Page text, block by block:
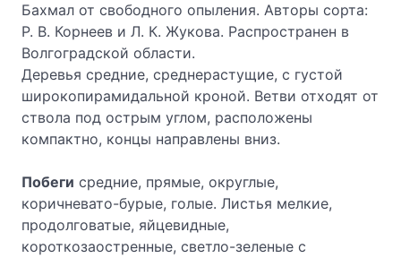
Бахмал от свободного опыления. Авторы сорта:
Р. В. Корнеев и Л. К. Жукова. Распространен в
Волгоградской области.
Деревья средние, среднерастущие, с густой
широкопирамидальной кроной. Ветви отходят от
ствола под острым углом, расположены
компактно, концы направлены вниз.
Побеги средние, прямые, округлые,
коричневато-бурые, голые. Листья мелкие,
продолговатые, яйцевидные,
короткозаостренные, светло-зеленые с